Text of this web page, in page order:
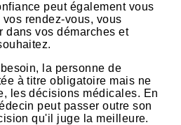
peut également vous
rendez-vous, vous
dans vos démarches et
la personne de
à titre obligatoire mais ne
les décisions médicales. En
peut passer outre son
qu'il juge la meilleure.